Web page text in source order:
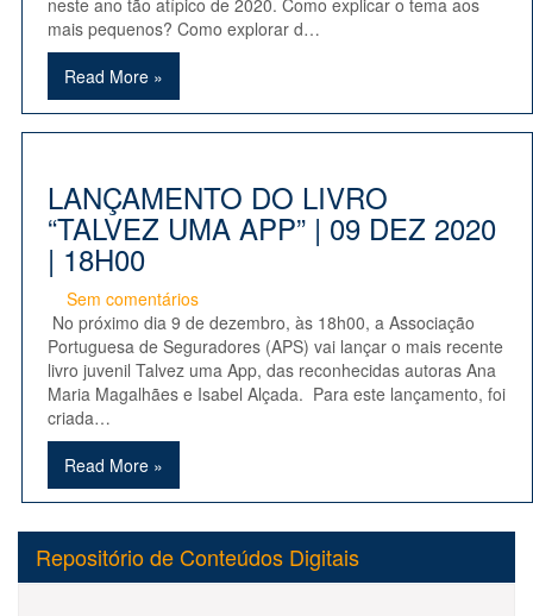
neste ano tão atípico de 2020. Como explicar o tema aos
mais pequenos? Como explorar d…
Read More »
LANÇAMENTO DO LIVRO
“TALVEZ UMA APP” | 09 DEZ 2020
| 18H00
Sem comentários
No próximo dia 9 de dezembro, às 18h00, a Associação
Portuguesa de Seguradores (APS) vai lançar o mais recente
livro juvenil Talvez uma App, das reconhecidas autoras Ana
Maria Magalhães e Isabel Alçada. Para este lançamento, foi
criada…
Read More »
Repositório de Conteúdos Digitais